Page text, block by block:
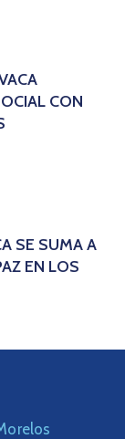
CON
SE SUMA A
EN LOS